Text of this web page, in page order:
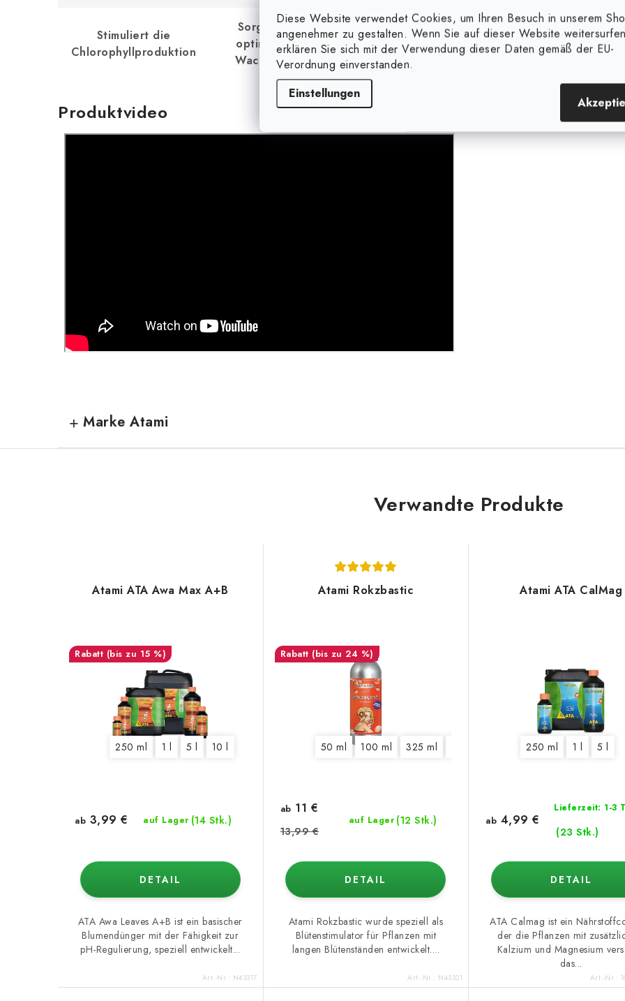
Diese Website verwendet Cookies, um Ihren Besuch in unserem
angenehmer zu gestalten. Wenn Sie auf dieser Website
erklären Sie sich mit der Verwendung dieser Daten gemäß der EU-
Verordnung einverstanden.
Einstellungen
Stimuliert die
Chlorophyllproduktion
Sorgt für
optimales
Wachstum
Geeignet für alle
Bewässerungssysteme
Produktvideo
Marke Atami
Verwandte Produkte
Atami ATA Awa Max A+B
(bis zu 15 %)
250 ml 1 l 5 l 10 l
auf Lager (14 Stk.)
ab 3,99 €
DETAIL
ATA Awa Leaves A+B ist ein basischer
Blumendünger mit der Fähigkeit zur
pH-Regulierung, speziell entwickelt...
Art.-Nr.: N43317
Atami Rokzbastic
(bis zu 24 %)
50 ml 100 ml 325 ml 10 l
auf Lager (12 Stk.)
ab 11 €
13,99 €
DETAIL
Atami Rokzbastic wurde speziell als
Blütenstimulator für Pflanzen mit
langen Blütenständen entwickelt....
Art.-Nr.: N43321
Atami ATA CalMag
250 ml 1 l 5 l
Lieferzeit: 1-3
(23 Stk.)
ab 4,99 €
DETAIL
ATA Calmag ist ein
der die Pflanzen mit
Kalzium und Magnesium
das...
Art.-Nr.: